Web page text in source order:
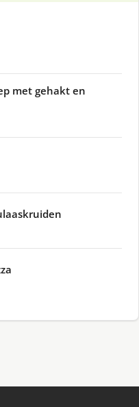
met gehakt en